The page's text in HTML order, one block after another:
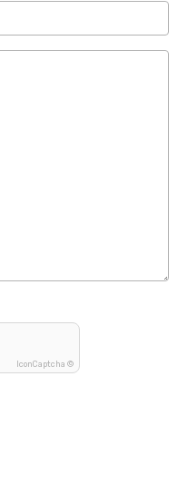
IconCaptcha ©